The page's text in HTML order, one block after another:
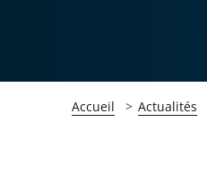
Accueil Actualités